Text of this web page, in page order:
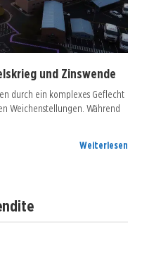
und Zinswende
durch ein komplexes Geflecht
Weichenstellungen. Während
Weiterlesen